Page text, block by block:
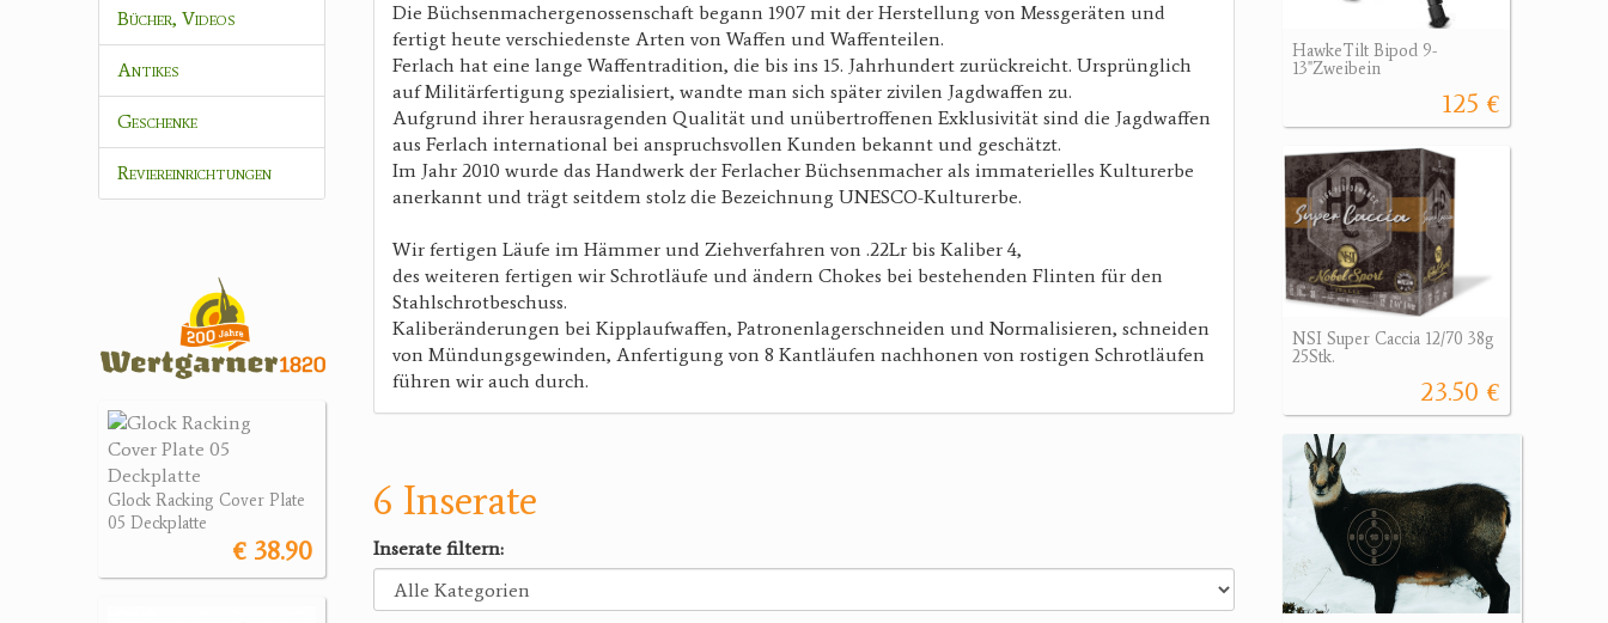
Bücher, Videos
Antikes
Geschenke
Reviereinrichtungen
Glock Racking Cover Plate
05 Deckplatte
€ 38.90
Die Büchsenmachergenossenschaft begann 1907 mit der Herstellung von Messgeräten und
fertigt heute verschiedenste Arten von Waffen und Waffenteilen.
Ferlach hat eine lange Waffentradition, die bis ins 15. Jahrhundert zurückreicht. Ursprünglich
auf Militärfertigung spezialisiert, wandte man sich später zivilen Jagdwaffen zu.
Aufgrund ihrer herausragenden Qualität und unübertroffenen Exklusivität sind die Jagdwaffen
aus Ferlach international bei anspruchsvollen Kunden bekannt und geschätzt.
Im Jahr 2010 wurde das Handwerk der Ferlacher Büchsenmacher als immaterielles Kulturerbe
anerkannt und trägt seitdem stolz die Bezeichnung UNESCO-Kulturerbe.
Wir fertigen Läufe im Hämmer und Ziehverfahren von .22Lr bis Kaliber 4,
des weiteren fertigen wir Schrotläufe und ändern Chokes bei bestehenden Flinten für den
Stahlschrotbeschuss.
Kaliberänderungen bei Kipplaufwaffen, Patronenlagerschneiden und Normalisieren, schneiden
von Mündungsgewinden, Anfertigung von 8 Kantläufen nachhonen von rostigen Schrotläufen
führen wir auch durch.
6 Inserate
Inserate filtern:
HawkeTilt Bipod 9-
13"Zweibein
125 €
NSI Super Caccia 12/70 38g
25Stk.
23.50 €